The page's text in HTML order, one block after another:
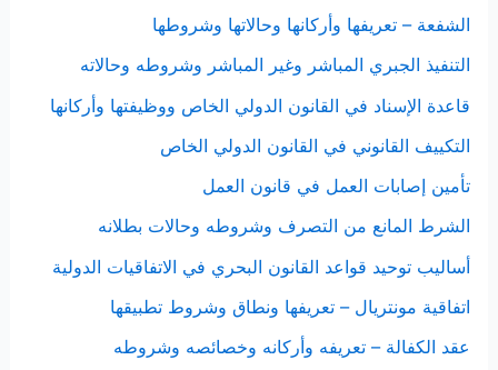
الشفعة – تعريفها وأركانها وحالاتها وشروطها
التنفيذ الجبري المباشر وغير المباشر وشروطه وحالاته
قاعدة الإسناد في القانون الدولي الخاص ووظيفتها وأركانها
التكييف القانوني في القانون الدولي الخاص
تأمين إصابات العمل في قانون العمل
الشرط المانع من التصرف وشروطه وحالات بطلانه
أساليب توحيد قواعد القانون البحري في الاتفاقيات الدولية
اتفاقية مونتريال – تعريفها ونطاق وشروط تطبيقها
عقد الكفالة – تعريفه وأركانه وخصائصه وشروطه